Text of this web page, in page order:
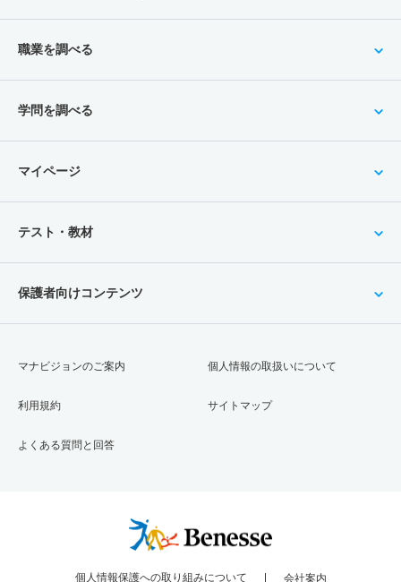
職業を調べる
学問を調べる
マイページ
テスト・教材
保護者向けコンテンツ
マナビジョンのご案内
利用規約
よくある質問と回答
個人情報の取扱いについて
サイトマップ
個人情報保護への取り組みについて 会社案内